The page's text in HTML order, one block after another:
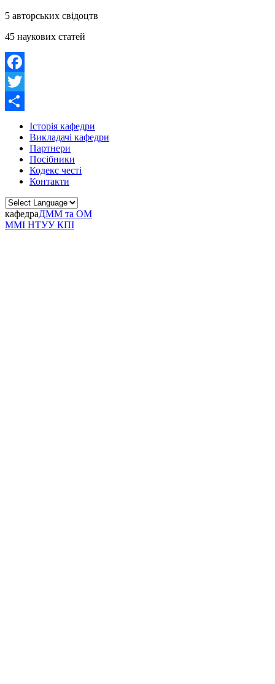
5 авторських свідоцтв
45 наукових статей
Facebook
Twitter
Історія кафедри
Викладачі кафедри
Партнери
Посібники
Кодекс честі
Контакти
кафедраДММ та ОМ
ММІ НТУУ КПІ